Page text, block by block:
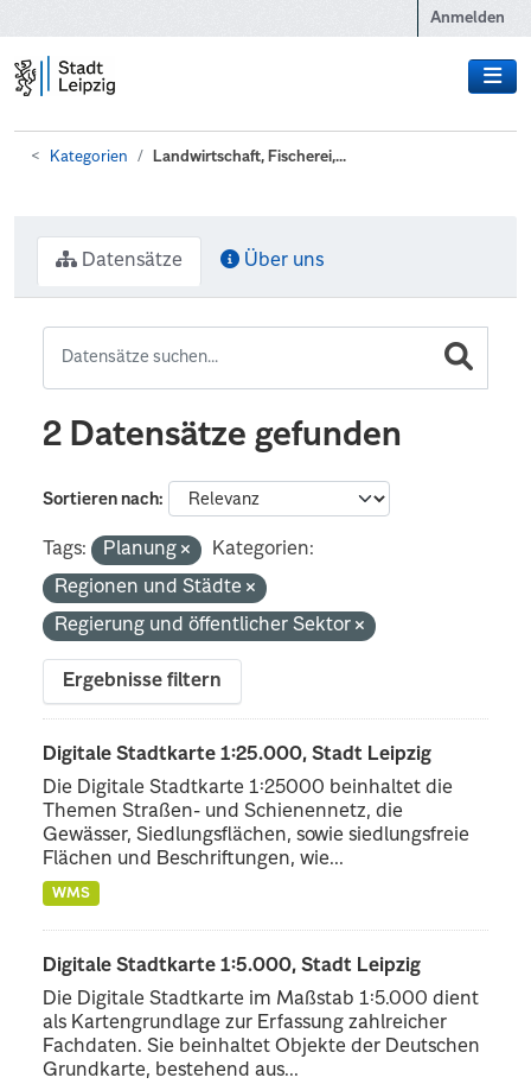
Anmelden
Kategorien Landwirtschaft, Fischerei,...
Datensätze Über uns
2 Datensätze gefunden
Sortieren nach
Tags: Planung
Kategorien:
Regionen und Städte
Regierung und öffentlicher Sektor
Ergebnisse filtern
Digitale Stadtkarte 1:25.000, Stadt Leipzig
Die Digitale Stadtkarte 1:25000 beinhaltet die
Themen Straßen- und Schienennetz, die
Gewässer, Siedlungsflächen, sowie siedlungsfreie
Flächen und Beschriftungen, wie...
WMS
Digitale Stadtkarte 1:5.000, Stadt Leipzig
Die Digitale Stadtkarte im Maßstab 1:5.000 dient
als Kartengrundlage zur Erfassung zahlreicher
Fachdaten. Sie beinhaltet Objekte der Deutschen
Grundkarte, bestehend aus...